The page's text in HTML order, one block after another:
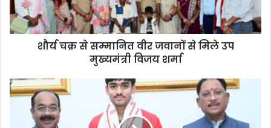
शौर्य चक्र से सम्मानित वीर जवानों से मिले उप
मुख्यमंत्री विजय शर्मा